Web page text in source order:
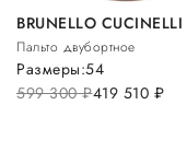
BRUNELLO CUCINELLI
Пальто двубортное
599 300руб.419 510 руб.
Размеры:54